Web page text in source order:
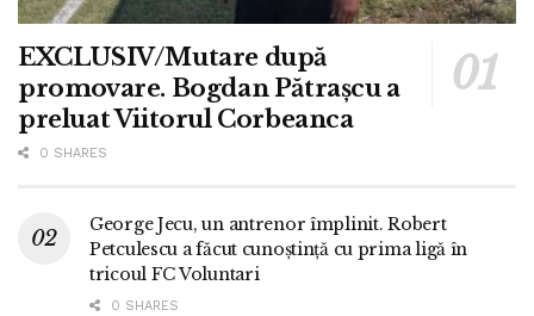
EXCLUSIV/Mutare după
promovare. Bogdan Pătrașcu a
preluat Viitorul Corbeanca
0 SHARES
George Jecu, un antrenor împlinit. Robert
Petculescu a făcut cunoștință cu prima ligă în
tricoul FC Voluntari
0 SHARES